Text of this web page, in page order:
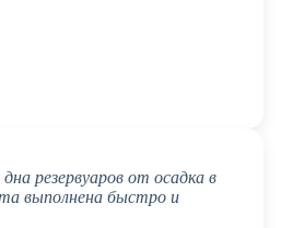
резервуаров от осадка в
выполнена быстро и